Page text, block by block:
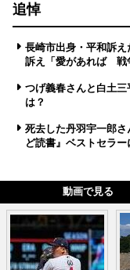
追悼
長崎市出身・平和訴
訴え「愛があれば 戦
つげ義春さんと白土
は？
死去した丹羽宇一郎
ど読書』ベストセラー
動画で見る